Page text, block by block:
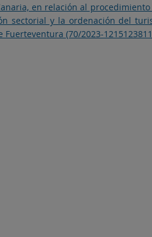
en relación al
sectorial y la ordenación del
Fuerteventura (70/2023-